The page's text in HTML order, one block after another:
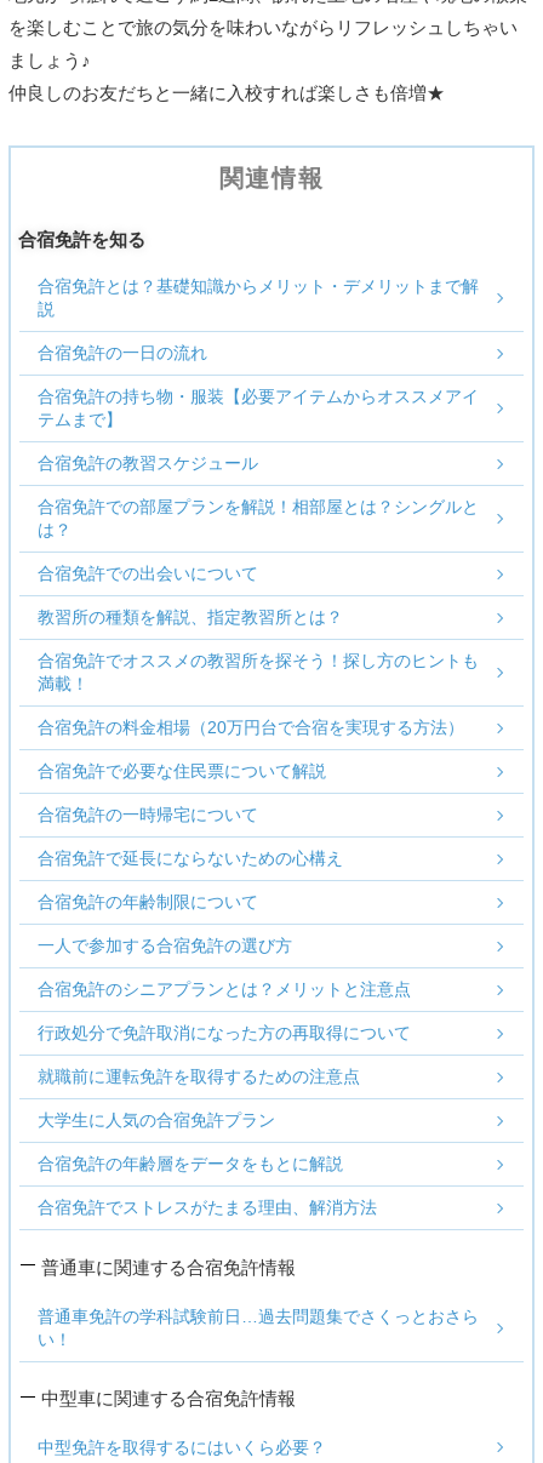
を楽しむことで旅の気分を味わいながらリフレッシュしちゃい
ましょう♪
仲良しのお友だちと一緒に入校すれば楽しさも倍増★
関連情報
合宿免許を知る
合宿免許とは？基礎知識からメリット・デメリットまで解
説
合宿免許の一日の流れ
合宿免許の持ち物・服装【必要アイテムからオススメアイ
テムまで】
合宿免許の教習スケジュール
合宿免許での部屋プランを解説！相部屋とは？シングルと
は？
合宿免許での出会いについて
教習所の種類を解説、指定教習所とは？
合宿免許でオススメの教習所を探そう！探し方のヒントも
満載！
合宿免許の料金相場（20万円台で合宿を実現する方法）
合宿免許で必要な住民票について解説
合宿免許の一時帰宅について
合宿免許で延長にならないための心構え
合宿免許の年齢制限について
一人で参加する合宿免許の選び方
合宿免許のシニアプランとは？メリットと注意点
行政処分で免許取消になった方の再取得について
就職前に運転免許を取得するための注意点
大学生に人気の合宿免許プラン
合宿免許の年齢層をデータをもとに解説
合宿免許でストレスがたまる理由、解消方法
普通車に関連する合宿免許情報
普通車免許の学科試験前日…過去問題集でさくっとおさら
い！
中型車に関連する合宿免許情報
中型免許を取得するにはいくら必要？